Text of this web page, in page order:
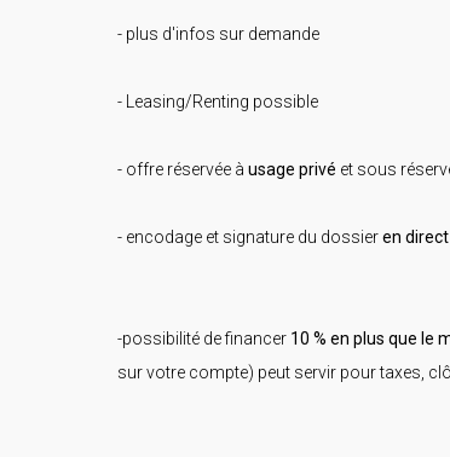
- plus d'infos sur demande
- Leasing/Renting possible
- offre réservée à usage privé et sous
- encodage et signature du dossieren
-possibilité de financer 10 % en plus que le
sur votre compte) peut servir pour taxes,